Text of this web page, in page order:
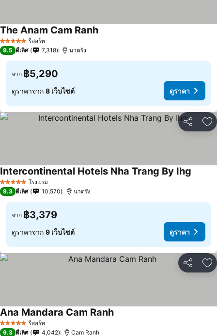
5 ดาว รีสอร์ท
The Anam Cam Ranh
9.5 ดีเลิศ 7,318 นาตรัง
จาก ฿5,290
ดูราคาจาก 8 เว็บไซต์ ดูราคา
แชร์ เ
5 ดาว โรงแรม
Intercontinental Hotels Nha Trang By Ihg
9.3 ดีเลิศ 10,570 นาตรัง
จาก ฿3,379
ดูราคาจาก 9 เว็บไซต์ ดูราคา
แชร์ เ
5 ดาว รีสอร์ท
Ana Mandara Cam Ranh
9.3 ดีเลิศ 4,042 Cam Ranh